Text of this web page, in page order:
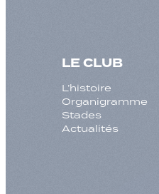
LE CLUB
L’histoire
Organigramme
Stades
Actualités